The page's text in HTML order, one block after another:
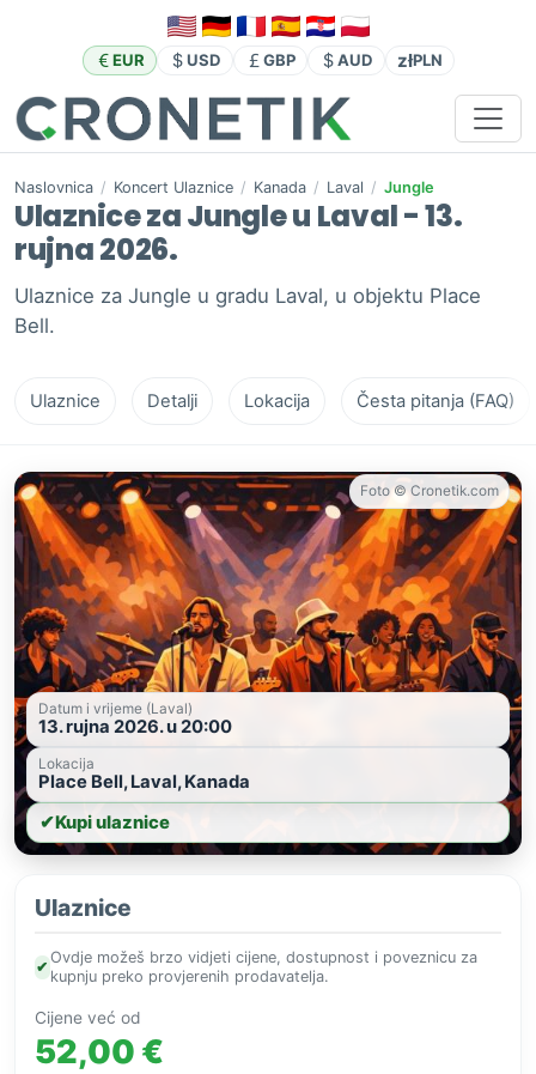
EUR USD GBP AUD złPLN
Naslovnica / Koncert Ulaznice / Kanada / Laval / Jungle
Ulaznice za Jungle u Laval - 13.
rujna 2026.
Ulaznice za Jungle u gradu Laval, u objektu Place
Bell.
Ulaznice Detalji Lokacija Česta pitanja (FAQ)
Foto © Cronetik.com
Datum i vrijeme (Laval)
13. rujna 2026. u 20:00
Lokacija
Place Bell, Laval, Kanada
✔Kupi ulaznice
Ulaznice
✔
Ovdje možeš brzo vidjeti cijene, dostupnost i poveznicu za
kupnju preko provjerenih prodavatelja.
Cijene već od
52,00 €